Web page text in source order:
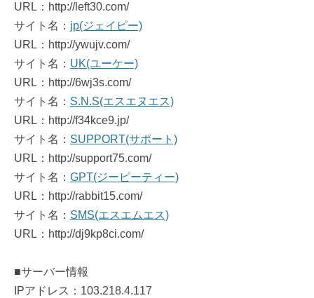
URL：http://left30.com/
サイト名： jp(ジェイピー)
URL：http://ywujv.com/
サイト名： UK(ユーケー)
URL：http://6wj3s.com/
サイト名： S.N.S(エスエヌエス)
URL：http://f34kce9.jp/
サイト名： SUPPORT(サポート)
URL：http://support75.com/
サイト名： GPT(ジーピーティー)
URL：http://rabbit15.com/
サイト名： SMS(エスエムエス)
URL：http://dj9kp8ci.com/
■サーバー情報
IPアドレス：103.218.4.117